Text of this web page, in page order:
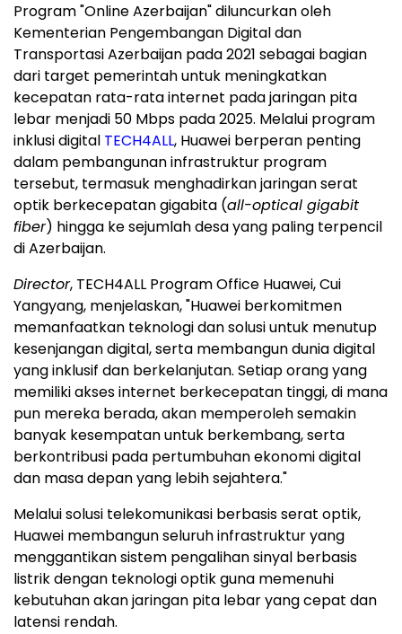
Program "Online Azerbaijan" diluncurkan oleh
Kementerian Pengembangan Digital dan
Transportasi Azerbaijan pada 2021 sebagai bagian
dari target pemerintah untuk meningkatkan
kecepatan rata-rata internet pada jaringan pita
lebar menjadi 50 Mbps pada 2025. Melalui program
inklusi digital TECH4ALL, Huawei berperan penting
dalam pembangunan infrastruktur program
tersebut, termasuk menghadirkan jaringan serat
optik berkecepatan gigabita (all-optical gigabit
fiber) hingga ke sejumlah desa yang paling terpencil
di Azerbaijan.
Director, TECH4ALL Program Office Huawei, Cui
Yangyang, menjelaskan, "Huawei berkomitmen
memanfaatkan teknologi dan solusi untuk menutup
kesenjangan digital, serta membangun dunia digital
yang inklusif dan berkelanjutan. Setiap orang yang
memiliki akses internet berkecepatan tinggi, di mana
pun mereka berada, akan memperoleh semakin
banyak kesempatan untuk berkembang, serta
berkontribusi pada pertumbuhan ekonomi digital
dan masa depan yang lebih sejahtera."
Melalui solusi telekomunikasi berbasis serat optik,
Huawei membangun seluruh infrastruktur yang
menggantikan sistem pengalihan sinyal berbasis
listrik dengan teknologi optik guna memenuhi
kebutuhan akan jaringan pita lebar yang cepat dan
latensi rendah.